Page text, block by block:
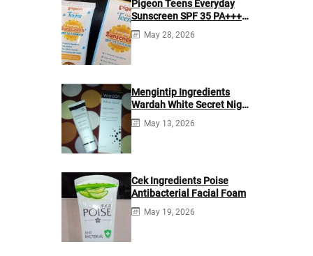
Pigeon Teens Everyday
Sunscreen SPF 35 PA+++
Ingredients
May 28, 2026
Mengintip Ingredients
Wardah White Secret Night
Cream
May 13, 2026
Cek Ingredients Poise
Antibacterial Facial Foam
May 19, 2026